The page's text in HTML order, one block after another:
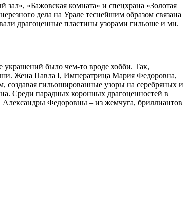
«Бажовская комната» и спецхрана «Золотая
дела на Урале теснейшим образом связана
драгоценные пластины узорами гильоше и мн.
украшений было чем-то вроде хобби. Так,
Жена Павла I, Императрица Мария Федоровна,
создавая гильошированные узоры на серебряных и
Среди парадных коронных драгоценностей в
Федоровны – из жемчуга, бриллиантов